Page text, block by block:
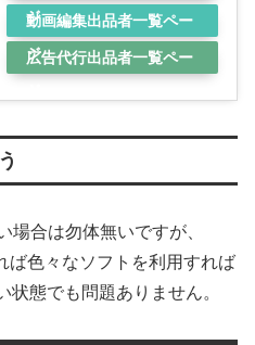
ジ
動画編集出品者一覧ペー
ジ
広告代行出品者一覧ペー
場合は勿体無いですが、
ば色々なソフトを利用すれば
態でも問題ありません。